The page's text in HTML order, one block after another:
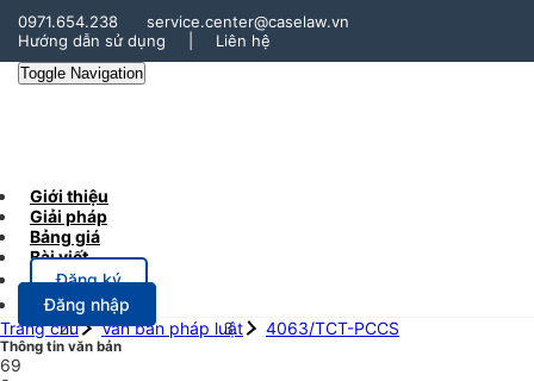
0971.654.238
service.center@caselaw.vn
Hướng dẫn sử dụng
Liên hệ
Toggle Navigation
Giới thiệu
Giải pháp
Bảng giá
Bài viết
Đăng ký
Đăng nhập
Trang chủ
Văn bản pháp luật 4063/TCT-PCCS
Thông tin văn bản
69